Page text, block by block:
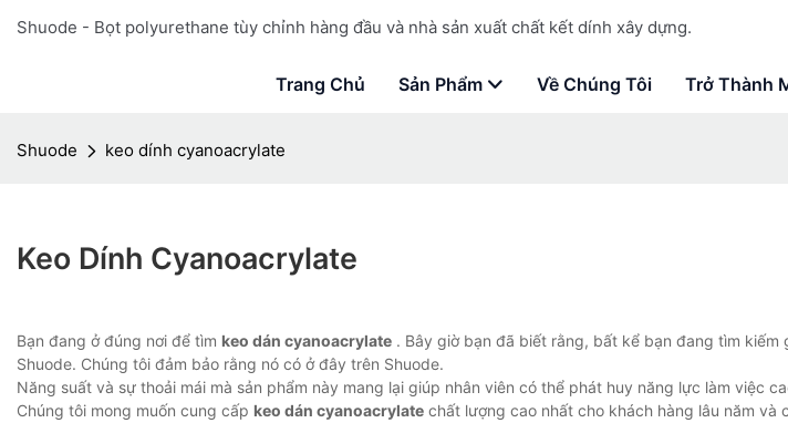
Shuode - Bọt polyurethane tùy chỉnh hàng đầu và nhà sản xuất chất kết dính xây dựng.
Trang Chủ Sản Phẩm Về Chúng Tôi Trở Thành
Shuode keo dính cyanoacrylate
Keo Dính Cyanoacrylate
Bạn đang ở đúng nơi để tìm keo dán cyanoacrylate . Bây giờ bạn đã biết rằng, bất kể bạn đang tìm kiếm
Shuode. Chúng tôi đảm bảo rằng nó có ở đây trên Shuode.
Năng suất và sự thoải mái mà sản phẩm này mang lại giúp nhân viên có thể phát huy năng lực làm việc
Chúng tôi mong muốn cung cấp keo dán cyanoacrylate chất lượng cao nhất cho khách hàng lâu năm